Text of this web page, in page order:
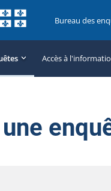
Bureau des
Accès à